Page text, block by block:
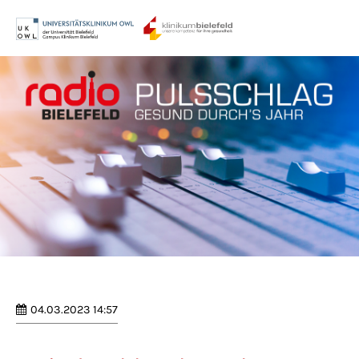
Login
Benutzername
Passwort
Anmelden
04.03.2023 14:57